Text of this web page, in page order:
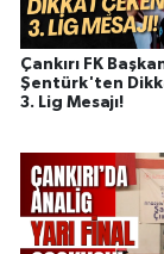
Çankırı FK
Şentürk'ten
3. Lig Mesajı!